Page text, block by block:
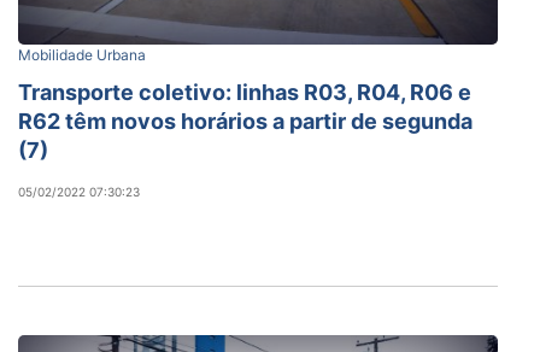
Mobilidade Urbana
Transporte coletivo: linhas R03, R04, R06 e
R62 têm novos horários a partir de segunda
(7)
05/02/2022 07:30:23